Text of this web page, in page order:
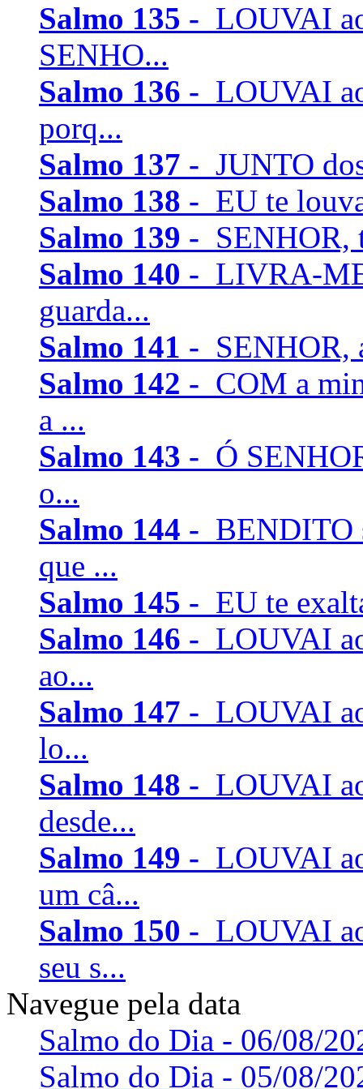
Salmo 135 - LOUVAI
SENHO...
Salmo 136 - LOUVAI
porq...
Salmo 137 - JUNTO
Salmo 138 - EU te
Salmo 139 - SENHOR,
Salmo 140 - LIVRA-
guarda...
Salmo 141 - SENHOR,
Salmo 142 - COM a
a ...
Salmo 143 - Ó
o...
Salmo 144 - BENDITO
que ...
Salmo 145 - EU te
Salmo 146 - LOUVAI
ao...
Salmo 147 - LOUVAI
lo...
Salmo 148 - LOUVAI
desde...
Salmo 149 - LOUVAI
um câ...
Salmo 150 - LOUVAI
seu s...
Navegue pela data
Salmo do Dia - 06/08/
Salmo do Dia - 05/08/